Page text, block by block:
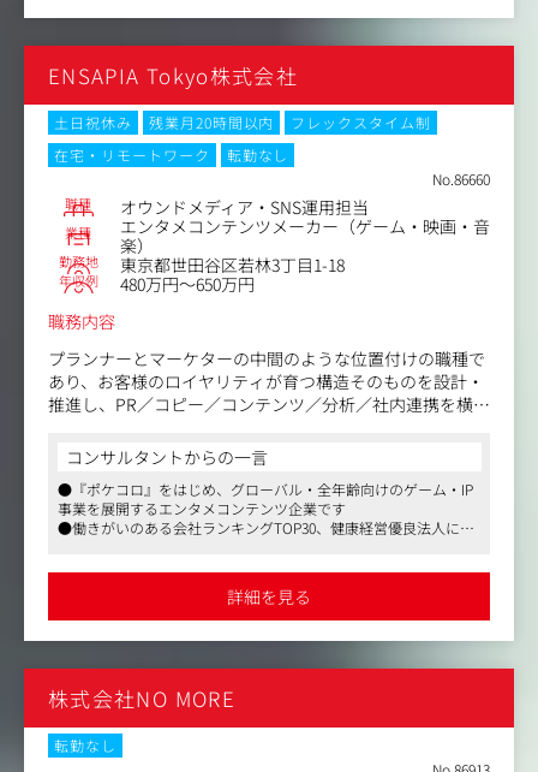
ートディレクション）
●TikTok、YouTube、Instagram、X等のトレンドや媒体特
性を捉えた縦型ショート動画・PV等のクリエイティブディ
レクション
●データ・数値（CPI / CVR / ROAS / 視聴維持率等）に基
づくロジカルな改善とPDCA推進：
配信効果の定量的分析に基づくヒットクリエイティブの構
造化・再現性の向上
●クリエイティブ組織のマネジメントおよび外部パートナ
ー統括：
┗社内デザイナー・動画クリエイターの育成・評価、クオ
リティガイドラインの策定
┗外部制作会社・代理店・クリエイターのディレクション
ENSAPIA Tokyo株式会社
土日祝休み 残業月20時間以内
フレックスタイム制
在宅・リモートワーク
転勤なし
No.86660
職種 オウンドメディア・SNS運用担当
業種
エンタメコンテンツメーカー（ゲーム・映画・音
楽）
勤務地 東京都世田谷区若林3丁目1-18
年収例
480万円～650万円
職務内容
プランナーとマーケターの中間のような位置付けの職種で
あり、お客様のロイヤリティが育つ構造そのものを設計・
推進し、PR／コピー／コンテンツ／分析／社内連携を横断
サービスデザインセンターに所属し、主担当サービスのフ
ァンダム拡大を推進していただきます。
【具体的には】
・コミュニティ戦略、ファンダム拡大戦略の立案
・PR／プロモーションの企画・実行
・CSチームと連携した、お客様のご意見の収集・改善
・サービス内でファンを楽しませるための企画・実行
・定量、定性データの分析によるPDCAサイクルの実行
コンサルタントからの一言
●『ポケコロ』をはじめ、グローバル・全年齢向けのゲーム・IP
事業を展開するエンタメコンテンツ企業です
●働きがいのある会社ランキングTOP30、健康経営優良法人に認
か、フレックス制、リモートワークも併用した働きやすい環境が
詳細を見る
株式会社NO MORE
転勤なし